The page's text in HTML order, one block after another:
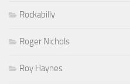
Rockabilly
Roger Nichols
Roy Haynes